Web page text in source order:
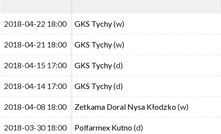
2018-04-22 18:00 GKS Tychy(w)
2018-04-21 18:00 GKS Tychy(w)
2018-04-15 17:00 GKS Tychy(d)
2018-04-14 17:00 GKS Tychy(d)
2018-04-08 18:00 Zetkama Doral Nysa Kłodzko(w)
2018-03-30 18:00 Polfarmex Kutno(d)
2018-04-22 18:00 GKS Tychy(w)
2018-04-21 18:00 GKS Tychy(w)
2018-04-15 17:00 GKS Tychy(d)
2018-04-14 17:00 GKS Tychy(d)
2018-04-08 18:00 Zetkama Doral Nysa Kłodzko(w)
2018-03-30 18:00 Polfarmex Kutno(d)